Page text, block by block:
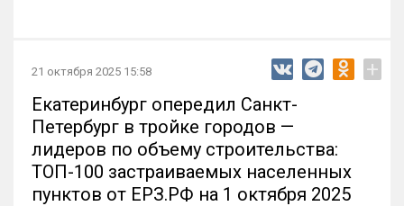
21 октября 2025 15:58 +
Екатеринбург опередил Санкт-
Петербург в тройке городов —
лидеров по объему строительства:
ТОП-100 застраиваемых населенных
пунктов от ЕРЗ.РФ на 1 октября 2025